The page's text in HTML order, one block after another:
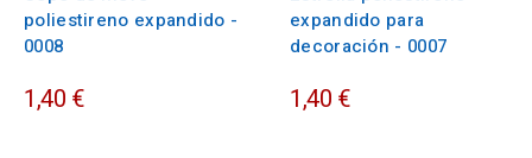
poliestireno expandido -
0008
1,40 €
expandido para
decoración - 0007
1,40 €